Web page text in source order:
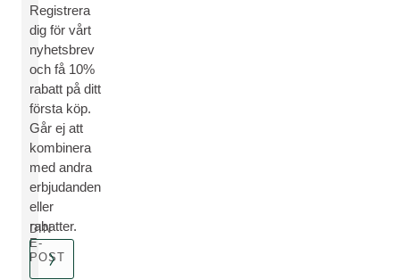
Registrera
dig för vårt
nyhetsbrev
och få 10%
rabatt på ditt
första köp.
Går ej att
kombinera
med andra
erbjudanden
eller
rabatter.
DIN
E-
POST